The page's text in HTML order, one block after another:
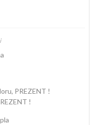
PREZENT !
!